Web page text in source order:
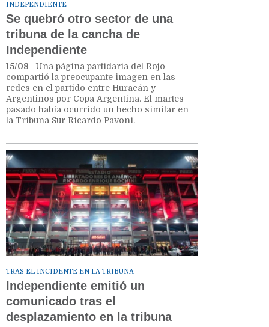
INDEPENDIENTE
Se quebró otro sector de una
tribuna de la cancha de
Independiente
15/08 | Una página partidaria del Rojo
compartió la preocupante imagen en las
redes en el partido entre Huracán y
Argentinos por Copa Argentina. El martes
pasado había ocurrido un hecho similar en
la Tribuna Sur Ricardo Pavoni.
TRAS EL INCIDENTE EN LA TRIBUNA
Independiente emitió un
comunicado tras el
desplazamiento en la tribuna